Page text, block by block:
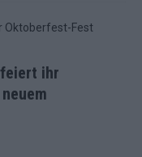
ihr